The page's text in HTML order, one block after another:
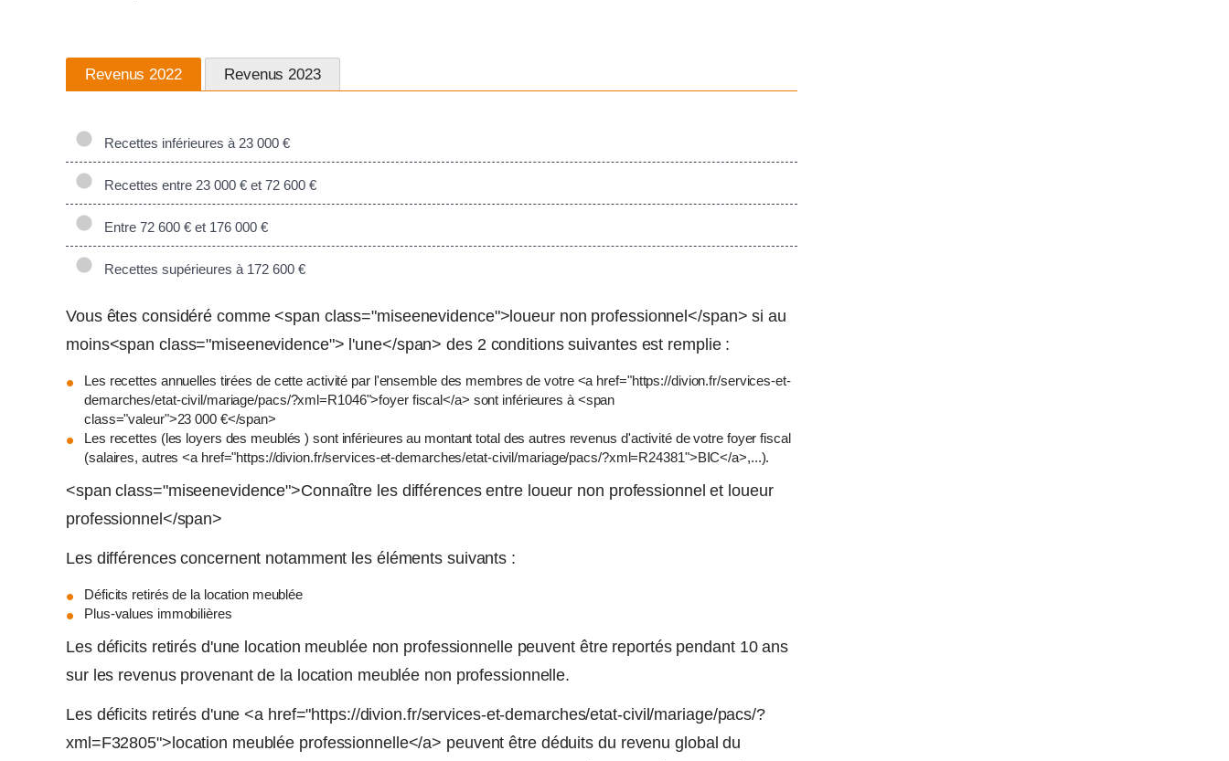
Revenus 2022 Revenus 2023
Recettes inférieures à 23 000 €
Recettes entre 23 000 € et 72 600 €
Entre 72 600 € et 176 000 €
Recettes supérieures à 172 600 €
Vous êtes considéré comme <span class="miseenevidence">loueur non professionnel</span> si au
moins<span class="miseenevidence"> l'une</span> des 2 conditions suivantes est remplie :
Les recettes annuelles tirées de cette activité par l'ensemble des membres de votre <a href="https://divion.fr/services-et-
demarches/etat-civil/mariage/pacs/?xml=R1046">foyer fiscal</a> sont inférieures à <span
class="valeur">23 000 €</span>
Les recettes (les loyers des meublés ) sont inférieures au montant total des autres revenus d'activité de votre foyer fiscal
(salaires, autres <a href="https://divion.fr/services-et-demarches/etat-civil/mariage/pacs/?xml=R24381">BIC</a>,...).
<span class="miseenevidence">Connaître les différences entre loueur non professionnel et loueur
professionnel</span>
Les différences concernent notamment les éléments suivants :
Déficits retirés de la location meublée
Plus-values immobilières
Les déficits retirés d'une location meublée non professionnelle peuvent être reportés pendant 10 ans
sur les revenus provenant de la location meublée non professionnelle.
Les déficits retirés d'une <a href="https://divion.fr/services-et-demarches/etat-civil/mariage/pacs/?
xml=F32805">location meublée professionnelle</a> peuvent être déduits du revenu global du